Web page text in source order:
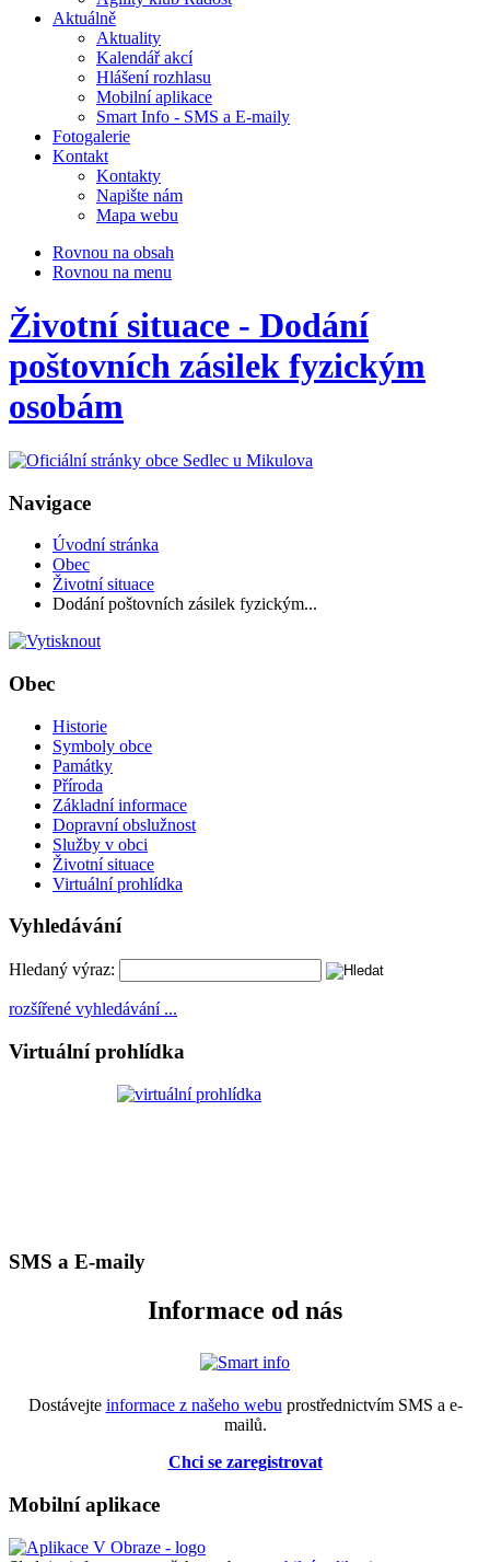
Aktuálně
Aktuality
Kalendář akcí
Hlášení rozhlasu
Mobilní aplikace
Smart Info - SMS a E-maily
Fotogalerie
Kontakt
Kontakty
Napište nám
Mapa webu
Rovnou na obsah
Rovnou na menu
Životní situace - Dodání
poštovních zásilek fyzickým
osobám
Navigace
Úvodní stránka
Obec
Životní situace
Dodání poštovních zásilek fyzickým...
Obec
Historie
Symboly obce
Památky
Příroda
Základní informace
Dopravní obslužnost
Služby v obci
Životní situace
Virtuální prohlídka
Vyhledávání
Hledaný výraz:
rozšířené vyhledávání ...
Virtuální prohlídka
SMS a E-maily
Informace od nás
Dostávejte informace z našeho webu prostřednictvím SMS a e-
mailů.
Chci se zaregistrovat
Mobilní aplikace